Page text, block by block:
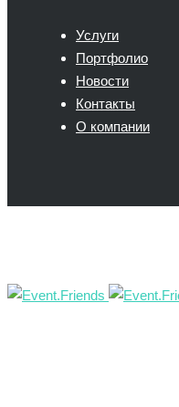
Услуги
Портфолио
Новости
Контакты
О компании